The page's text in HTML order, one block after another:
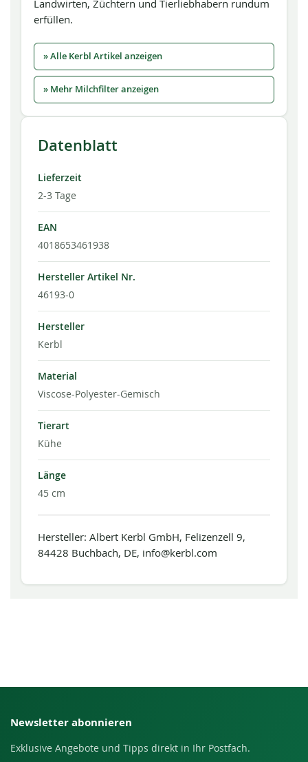
Landwirten, Züchtern und Tierliebhabern rundum
erfüllen.
» Alle Kerbl Artikel anzeigen
» Mehr Milchfilter anzeigen
Datenblatt
Lieferzeit
2-3 Tage
EAN
4018653461938
Hersteller Artikel Nr.
46193-0
Hersteller
Kerbl
Material
Viscose-Polyester-Gemisch
Tierart
Kühe
Länge
45 cm
Hersteller: Albert Kerbl GmbH, Felizenzell 9,
84428 Buchbach, DE, info@kerbl.com
Newsletter abonnieren
Exklusive Angebote und Tipps direkt in Ihr Postfach.